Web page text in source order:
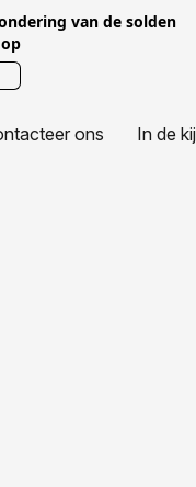
van de solden
ons In de